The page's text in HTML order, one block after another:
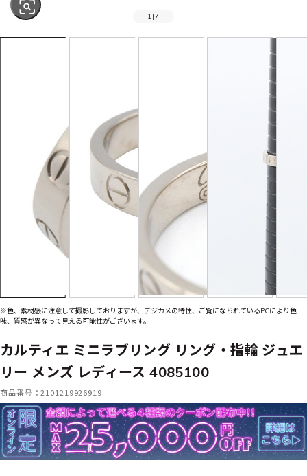
1 |7
※色、素材感に注意して撮影しておりますが、デジカメの特性、ご覧になられているPCにより色
味、質感が異なって見える可能性がございます。
カルティエ ミニラブリング リング・指輪 ジュエ
リー メンズ レディース 4085100
商品番号：2101219926919